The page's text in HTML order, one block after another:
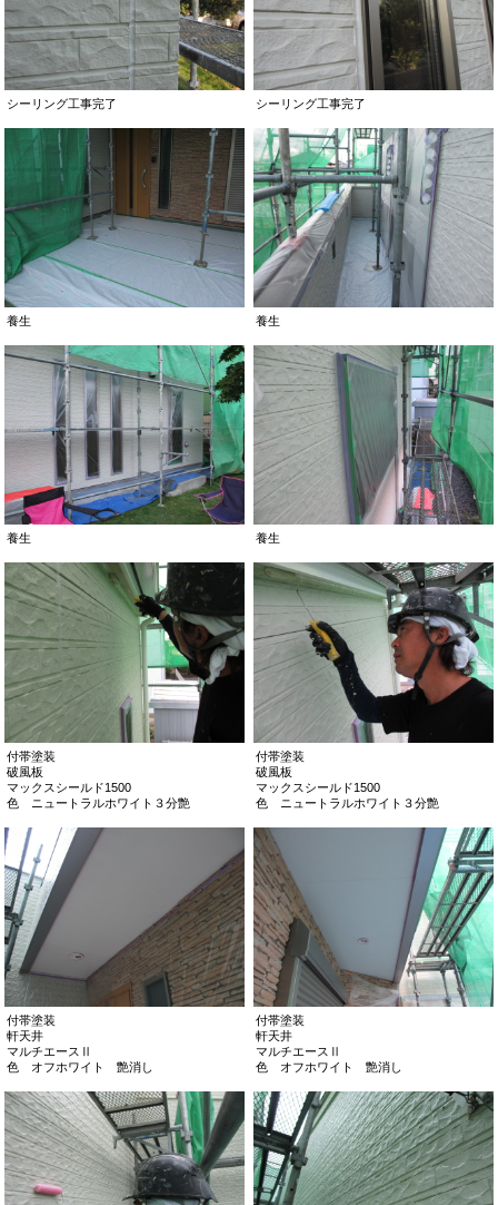
シーリング工事完了 シーリング工事完了
養生 養生
養生 養生
付帯塗装
破風板
マックスシールド1500
色 ニュートラルホワイト３分艶
付帯塗装
破風板
マックスシールド1500
色 ニュートラルホワイト３分艶
付帯塗装
軒天井
マルチエースⅡ
色 オフホワイト 艶消し
付帯塗装
軒天井
マルチエースⅡ
色 オフホワイト 艶消し